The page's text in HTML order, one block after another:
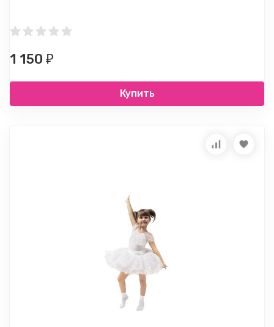
1 150 ₽
Купить